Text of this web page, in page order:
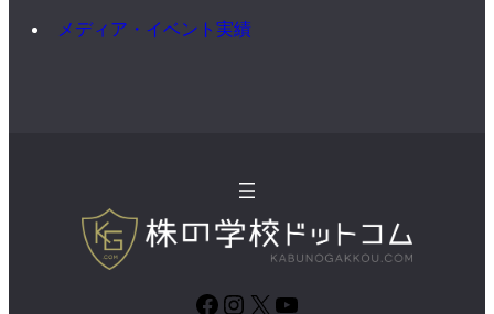
メディア・イベント実績
Facebook
Instagram
X YouTube